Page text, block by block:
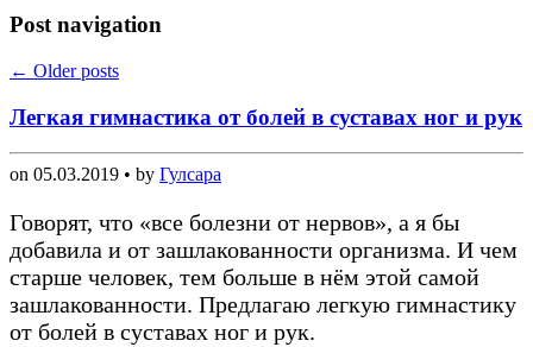
Post navigation
← Older posts
Легкая гимнастика от болей в суставах ног и рук
on 05.03.2019 • by Гулсара
Говорят, что «все болезни от нервов», а я бы
добавила и от зашлакованности организма. И чем
старше человек, тем больше в нём этой самой
зашлакованности. Предлагаю легкую гимнастику
от болей в суставах ног и рук.